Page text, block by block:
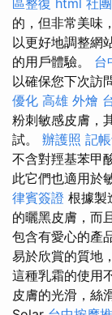
區整復 html 社
的，但非常美味
以更好地調整網
的用戶體驗。 台
以確保您下次訪
優化 高雄 外燴
粉刺敏感皮膚，
試。 辦護照 記
不含對羥基苯甲
此它們也適用於
律賓簽證 根據製
的曬黑皮膚，而
包含有愛心的產
易於欣賞的質地
這種乳霜的使用
皮膚的光滑，絲